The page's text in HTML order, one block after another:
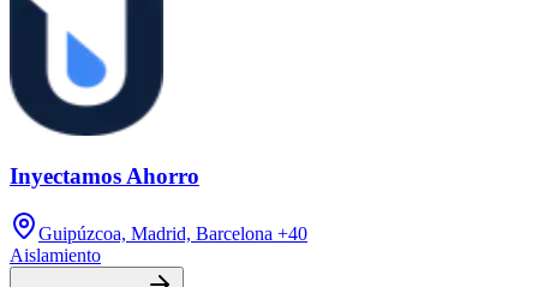
Inyectamos Ahorro
Guipúzcoa, Madrid, Barcelona +40
Aislamiento